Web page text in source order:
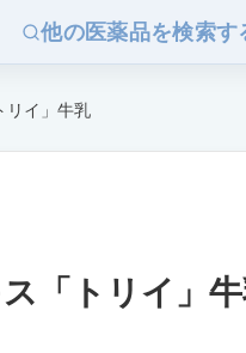
他の医薬品を検索す
リイ」牛乳
「トリイ」